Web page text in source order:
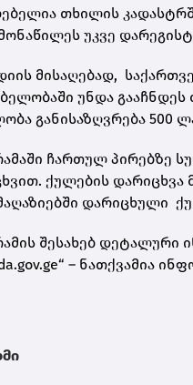
თხილის
უკვე
მისაღებად,
უნდა გააჩნდეს
განისაზღვრება 500
ჩართულ პირებზე
ქულების
დარიცხული
შესახებ დეტალური
– ნათქვამია